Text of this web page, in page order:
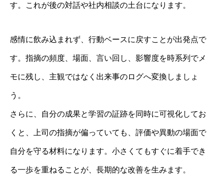
す。これが後の対話や社内相談の土台になります。
感情に飲み込まれず、行動ベースに戻すことが出発点で
す。指摘の頻度、場面、言い回し、影響度を時系列でメ
モに残し、主観ではなく出来事のログへ変換しましょ
う。
さらに、自分の成果と学習の証跡を同時に可視化してお
くと、上司の指摘が偏っていても、評価や異動の場面で
自分を守る材料になります。小さくてもすぐに着手でき
る一歩を重ねることが、長期的な改善を生みます。